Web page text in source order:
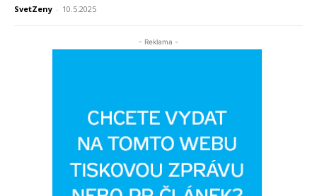
SvetZeny - 10.5.2025
- Reklama -